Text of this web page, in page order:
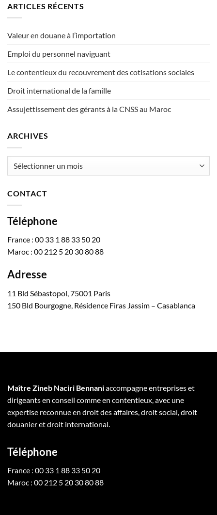
ARTICLES RÉCENTS
Valeur en douane à l’importation
Emploi du personnel naviguant
Le contentieux du recouvrement des cotisations sociales
Droit international de la famille
Assujettissement des gérants à la CNSS au Maroc
ARCHIVES
CONTACT
Téléphone
France : 00 33 1 88 33 50 20
Maroc : 00 212 5 20 30 80 88
Adresse
11 Bld Sébastopol, 75001 Paris
150 Bld Bourgogne, Résidence Firas Jassim – Casablanca
Maître Zineb Naciri Bennaniaccompagne entreprises et
dirigeants en conseil comme en contentieux, avec une
expertise reconnue en droit des affaires, droit social, droit
douanier et droit international.
Téléphone
France : 00 33 1 88 33 50 20
Maroc : 00 212 5 20 30 80 88